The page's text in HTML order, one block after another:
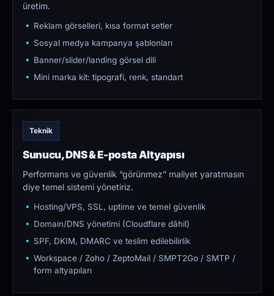
üretim.
Reklam görselleri, kısa format setler
Sosyal medya kampanya şablonları
Banner/slider/landing görsel dili
Mini marka kit: tipografi, renk, standart
Teknik
Sunucu, DNS & E-posta Altyapısı
Performans ve güvenlik “görünmez” maliyet yaratmasın
diye temel sistemi yönetiriz.
Hosting/VPS, SSL, uptime ve temel güvenlik
Domain/DNS yönetimi (Cloudflare dâhil)
SPF, DKIM, DMARC ve teslim edilebilirlik
Workspace / Zoho / ZeptoMail / SMPT2Go / SMTP /
form altyapıları